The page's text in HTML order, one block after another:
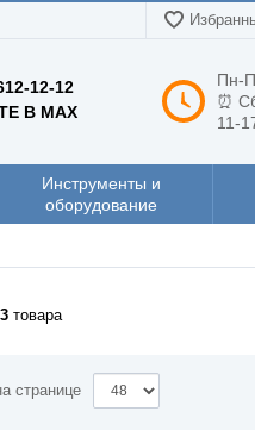
12-12
В MAX
Пн-
⏰
11-
Инструменты и
оборудование
3 товара
странице